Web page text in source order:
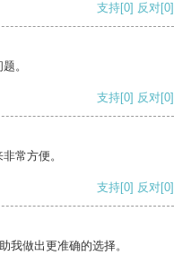
支持[0] 反对[0]
。
支持[0] 反对[0]
常方便。
支持[0] 反对[0]
我做出更准确的选择。